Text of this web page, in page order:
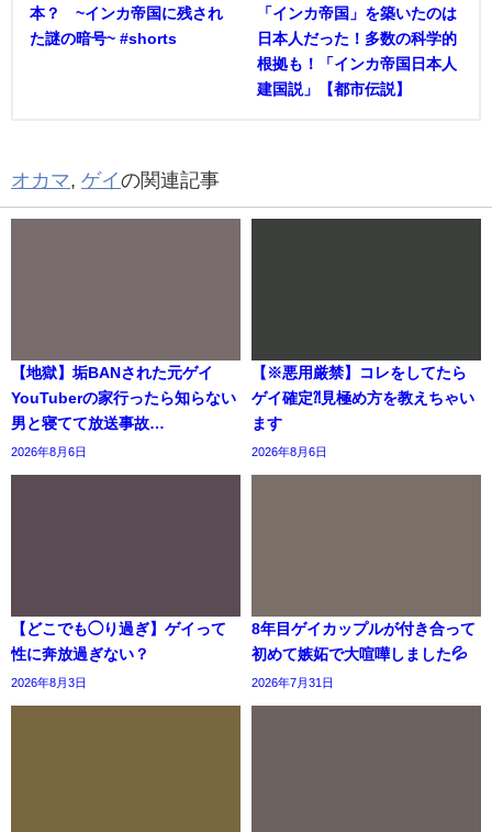
本？ ~インカ帝国に残され
た謎の暗号~ #shorts
「インカ帝国」を築いたのは
日本人だった！多数の科学的
根拠も！「インカ帝国日本人
建国説」【都市伝説】
オカマ, ゲイの関連記事
【地獄】垢BANされた元ゲイ
YouTuberの家行ったら知らない
男と寝てて放送事故…
2026年8月6日
【※悪用厳禁】コレをしてたら
ゲイ確定⁈見極め方を教えちゃい
ます
2026年8月6日
【どこでも◯り過ぎ】ゲイって
性に奔放過ぎない？
2026年8月3日
8年目ゲイカップルが付き合って
初めて嫉妬で大喧嘩しました💦
2026年7月31日